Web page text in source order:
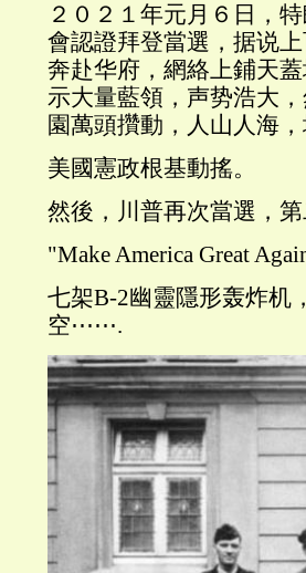
２０２１年元月６日，
會認證拜登當選，据说
奔赴华府，網絡上鋪天
示大量藍領，声势浩大
園萬頭攢動，人山人海，
美國憲政根基動搖。
然後，川普再次當選，第
"Make America Great
七架B-2幽靈隱形轰炸机
空⋯⋯.